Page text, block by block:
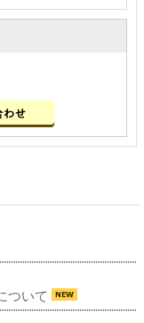
ついて